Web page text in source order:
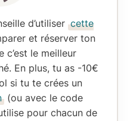
d’utiliser cette
et réserver ton
c’est le meilleur
En plus, tu as -10€
si tu te crées un
(ou avec le code
pour chacun de